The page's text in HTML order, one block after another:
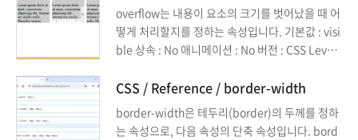
overflow는 내용이 요소의 크기를 벗어났을 때 어
떻게 처리할지를 정하는 속성입니다. 기본값 : visi
ble 상속 : No 애니메이션 : No 버전 : CSS Level
CSS / Reference / border-width
border-width은 테두리(border)의 두께를 정하
는 속성으로, 다음 속성의 단축 속성입니다. bord